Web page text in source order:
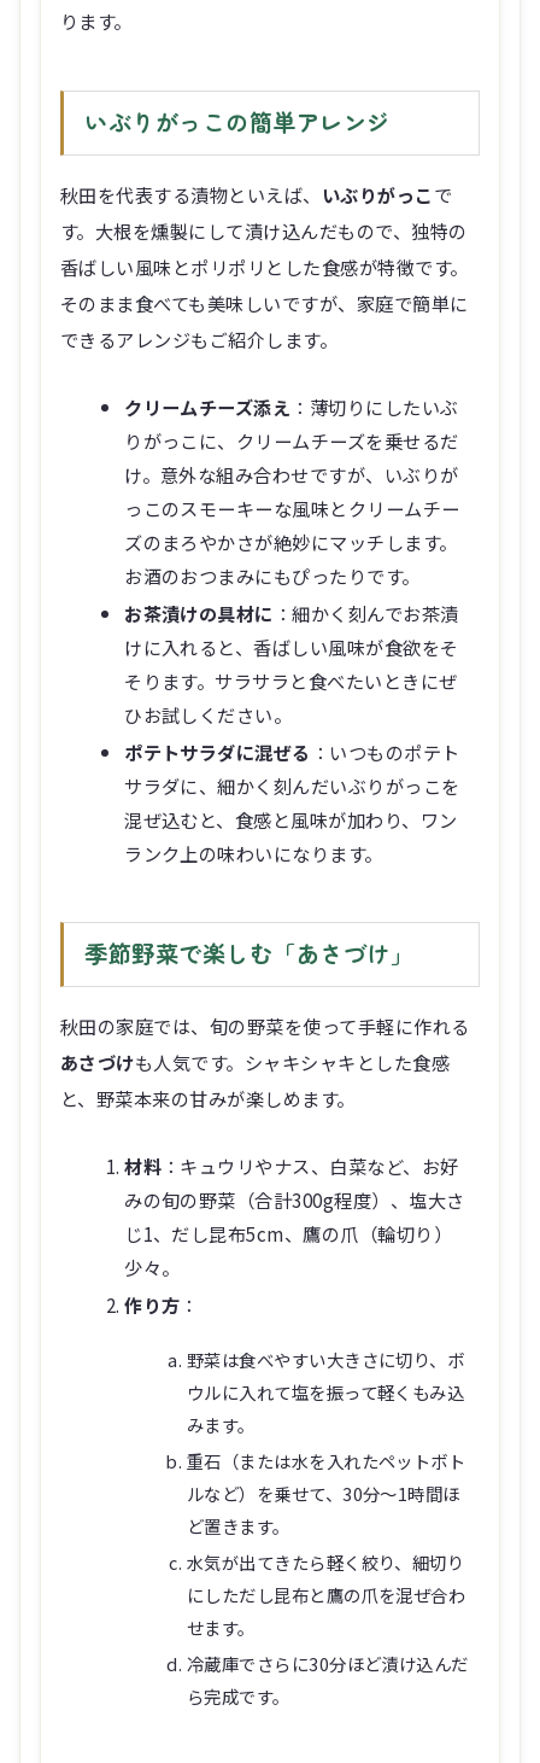
ります。
いぶりがっこの簡単アレンジ
秋田を代表する漬物といえば、 いぶりがっこで
す。大根を燻製にして漬け込んだもので、独特の
香ばしい風味とポリポリとした食感が特徴です。
そのまま食べても美味しいですが、家庭で簡単に
できるアレンジもご紹介します。
クリームチーズ添え ：薄切りにしたいぶ
りがっこに、クリームチーズを乗せるだ
け。意外な組み合わせですが、いぶりが
っこのスモーキーな風味とクリームチー
ズのまろやかさが絶妙にマッチします。
お酒のおつまみにもぴったりです。
お茶漬けの具材に ：細かく刻んでお茶漬
けに入れると、香ばしい風味が食欲をそ
そります。サラサラと食べたいときにぜ
ひお試しください。
ポテトサラダに混ぜる ：いつものポテト
サラダに、細かく刻んだいぶりがっこを
混ぜ込むと、食感と風味が加わり、ワン
ランク上の味わいになります。
季節野菜で楽しむ「あさづけ」
秋田の家庭では、旬の野菜を使って手軽に作れる
あさづけも人気です。シャキシャキとした食感
と、野菜本来の甘みが楽しめます。
材料 ：キュウリやナス、白菜など、お好
みの旬の野菜（合計300g程度）、塩大さ
じ1、だし昆布5cm、鷹の爪（輪切り）
少々。
作り方 ：
野菜は食べやすい大きさに切り、ボ
ウルに入れて塩を振って軽くもみ込
みます。
重石（または水を入れたペットボト
ルなど）を乗せて、30分〜1時間ほ
ど置きます。
水気が出てきたら軽く絞り、細切り
にしただし昆布と鷹の爪を混ぜ合わ
せます。
冷蔵庫でさらに30分ほど漬け込んだ
ら完成です。